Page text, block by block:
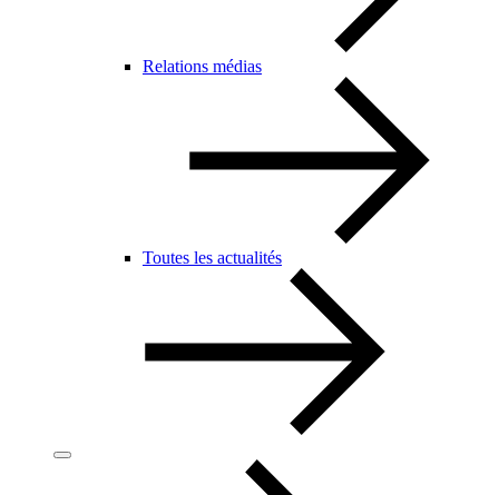
Relations médias
Toutes les actualités